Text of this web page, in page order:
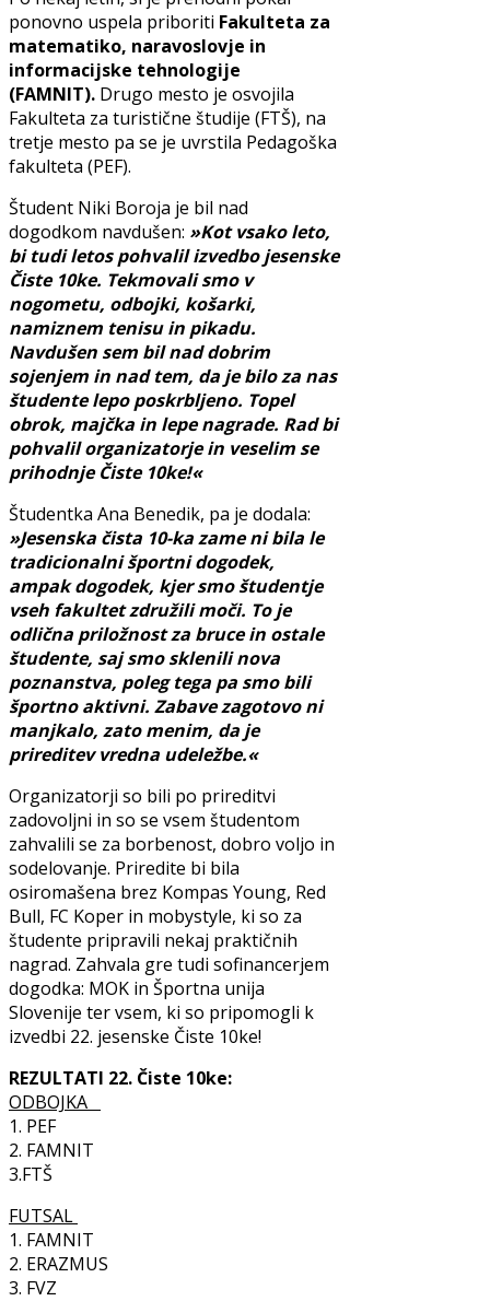
ponovno uspela priboriti Fakulteta za
matematiko, naravoslovje in
informacijske tehnologije
(FAMNIT). Drugo mesto je osvojila
Fakulteta za turistične študije (FTŠ), na
tretje mesto pa se je uvrstila Pedagoška
fakulteta (PEF).
Študent Niki Boroja je bil nad
dogodkom navdušen: »Kot vsako leto,
bi tudi letos pohvalil izvedbo jesenske
Čiste 10ke. Tekmovali smo v
nogometu, odbojki, košarki,
namiznem tenisu in pikadu.
Navdušen sem bil nad dobrim
sojenjem in nad tem, da je bilo za nas
študente lepo poskrbljeno. Topel
obrok, majčka in lepe nagrade. Rad bi
pohvalil organizatorje in veselim se
prihodnje Čiste 10ke!«
Študentka Ana Benedik, pa je dodala:
»Jesenska čista 10-ka zame ni bila le
tradicionalni športni dogodek,
ampak dogodek, kjer smo študentje
vseh fakultet združili moči. To je
odlična priložnost za bruce in ostale
študente, saj smo sklenili nova
poznanstva, poleg tega pa smo bili
športno aktivni. Zabave zagotovo ni
manjkalo, zato menim, da je
prireditev vredna udeležbe.«
Organizatorji so bili po prireditvi
zadovoljni in so se vsem študentom
zahvalili se za borbenost, dobro voljo in
sodelovanje. Priredite bi bila
osiromašena brez Kompas Young, Red
Bull, FC Koper in mobystyle, ki so za
študente pripravili nekaj praktičnih
nagrad. Zahvala gre tudi sofinancerjem
dogodka: MOK in Športna unija
Slovenije ter vsem, ki so pripomogli k
izvedbi 22. jesenske Čiste 10ke!
REZULTATI 22. Čiste 10ke:
ODBOJKA
1. PEF
2. FAMNIT
3.FTŠ
FUTSAL
1. FAMNIT
2. ERAZMUS
3. FVZ